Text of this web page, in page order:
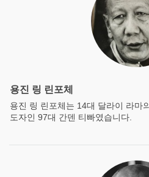
용진 링 린포체
용진 링 린포체는 14대 달라이 라마
도자인 97대 간덴 티빠였습니다.